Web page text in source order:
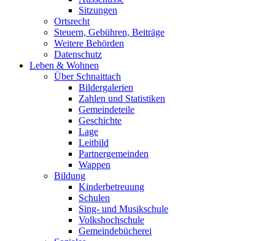
Sitzungen
Ortsrecht
Steuern, Gebühren, Beiträge
Weitere Behörden
Datenschutz
Leben & Wohnen
Über Schnaittach
Bildergalerien
Zahlen und Statistiken
Gemeindeteile
Geschichte
Lage
Leitbild
Partnergemeinden
Wappen
Bildung
Kinderbetreuung
Schulen
Sing- und Musikschule
Volkshochschule
Gemeindebücherei